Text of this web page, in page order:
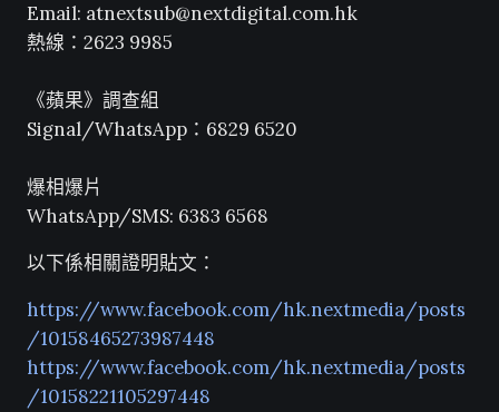
Email: atnextsub@nextdigital.com.hk
熱線：2623 9985
《蘋果》調查組
Signal/WhatsApp：6829 6520
爆相爆片
WhatsApp/SMS: 6383 6568
以下係相關證明貼文：
https://www.facebook.com/hk.nextmedia/posts
/10158465273987448
https://www.facebook.com/hk.nextmedia/posts
/10158221105297448